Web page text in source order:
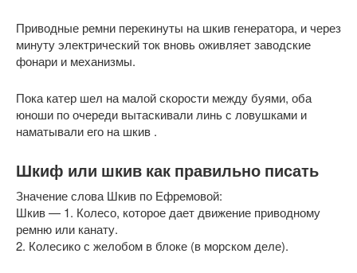
Приводные ремни перекинуты на шкив генератора, и через
минуту электрический ток вновь оживляет заводские
фонари и механизмы.
Пока катер шел на малой скорости между буями, оба
юноши по очереди вытаскивали линь с ловушками и
наматывали его на шкив .
Шкиф или шкив как правильно писать
Значение слова Шкив по Ефремовой:
Шкив — 1. Колесо, которое дает движение приводному
ремню или канату.
2. Колесико с желобом в блоке (в морском деле).